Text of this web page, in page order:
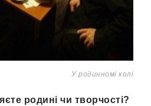
У родинномі колі
родині чи творчості?